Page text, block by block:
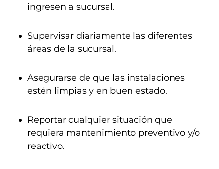
ingresen a sucursal.
Supervisar diariamente las diferentes
áreas de la sucursal.
Asegurarse de que las instalaciones
estén limpias y en buen estado.
Reportar cualquier situación que
requiera mantenimiento preventivo y/o
reactivo.